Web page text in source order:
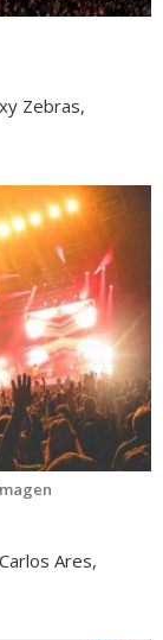
Zebras,
Ares,